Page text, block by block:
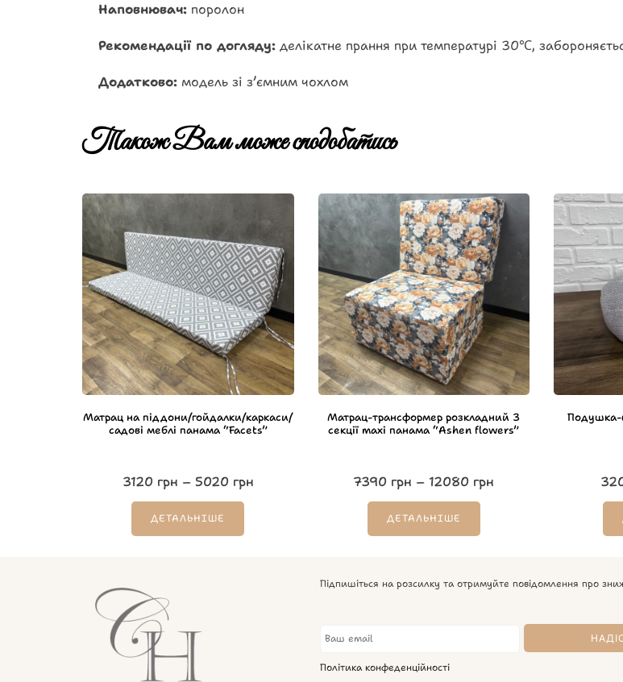
Наповнювач: поролон
Рекомендації по догляду: делікатне прання при температурі 30℃,
Додатково: модель зі зʼємним чохлом
Також Вам може сподобатись
Матрац на піддони/гойдалки/каркаси/
садові меблі панама “Facets”
3120 грн – 5020 грн
ДЕТАЛЬНІШЕ
Матрац-трансформер розкладний 3
секції maxi панама “Ashen flowers”
7390 грн – 12080 грн
ДЕТАЛЬНІШЕ
Подушка-
Підпишіться на розсилку та отримуйте повідомлення про
Політика конфеденційності